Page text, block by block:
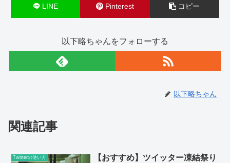
LINE Pinterest コピー
以下略ちゃんをフォローする
以下略ちゃん
関連記事
Twitterの使い方
【おすすめ】ツイッター凍結祭り